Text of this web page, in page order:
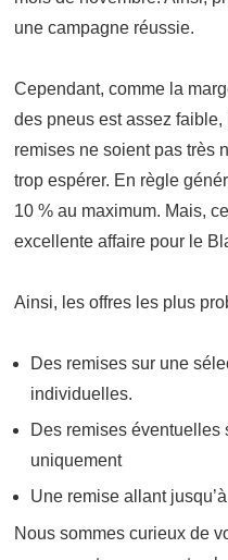
une campagne réussie.
Cependant, comme la
des pneus est assez faible,
remises ne soient pas très
trop espérer. En règle
10 % au maximum. Mais,
excellente affaire pour le
Ainsi, les offres les plus
Des remises sur une
individuelles.
Des remises éventuelles
uniquement
Une remise allant
Nous sommes curieux de